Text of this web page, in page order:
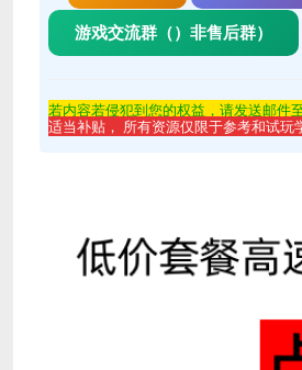
游戏交流群（）非售后群）
若内容若侵犯到您的权益，请发送邮件
适当补贴， 所有资源仅限于参考和试玩